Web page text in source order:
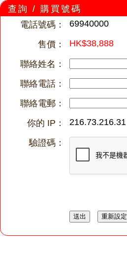
查詢 / 購買號碼
電話號碼：
69940000
售價： HK$38,888
聯絡姓名：
聯絡電話：
聯絡電郵：
你的 IP：
216.73.216.31
驗證碼：